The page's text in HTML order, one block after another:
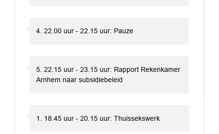
4. 22.00 uur - 22.15 uur: Pauze
5. 22.15 uur - 23.15 uur: Rapport Rekenkamer
Arnhem naar subsidiebeleid
1. 18.45 uur - 20.15 uur: Thuissekswerk